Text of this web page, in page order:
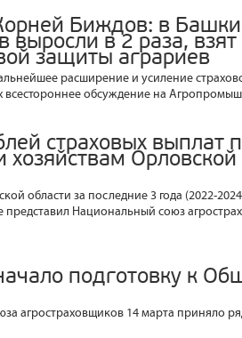
Биждов: в
выросли в 2 раза,
защиты аграриев
расширение и усиление
обсуждение на
страховых выплат
хозяйствам
области за последние 3 года (2022-
представил Национальный союз
подготовку к
агростраховщиков 14 марта приняло